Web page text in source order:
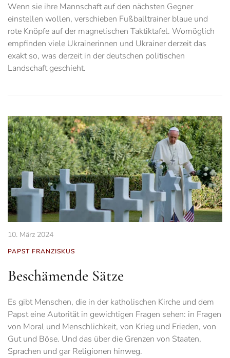
Wenn sie ihre Mannschaft auf den nächsten Gegner
einstellen wollen, verschieben Fußballtrainer blaue und
rote Knöpfe auf der magnetischen Taktiktafel. Womöglich
empfinden viele Ukrainerinnen und Ukrainer derzeit das
exakt so, was derzeit in der deutschen politischen
Landschaft geschieht.
10. März 2024
PAPST FRANZISKUS
Beschämende Sätze
Es gibt Menschen, die in der katholischen Kirche und dem
Papst eine Autorität in gewichtigen Fragen sehen: in Fragen
von Moral und Menschlichkeit, von Krieg und Frieden, von
Gut und Böse. Und das über die Grenzen von Staaten,
Sprachen und gar Religionen hinweg.